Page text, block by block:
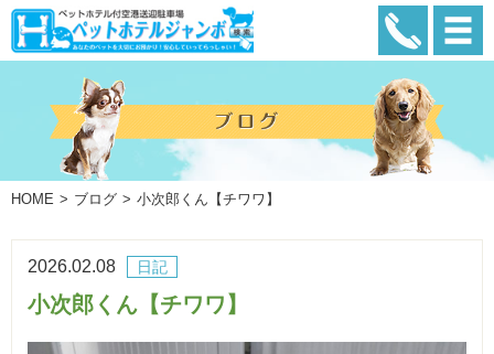
HOME ブログ 小次郎くん【チワワ】
日記
2026.02.08
小次郎くん【チワワ】